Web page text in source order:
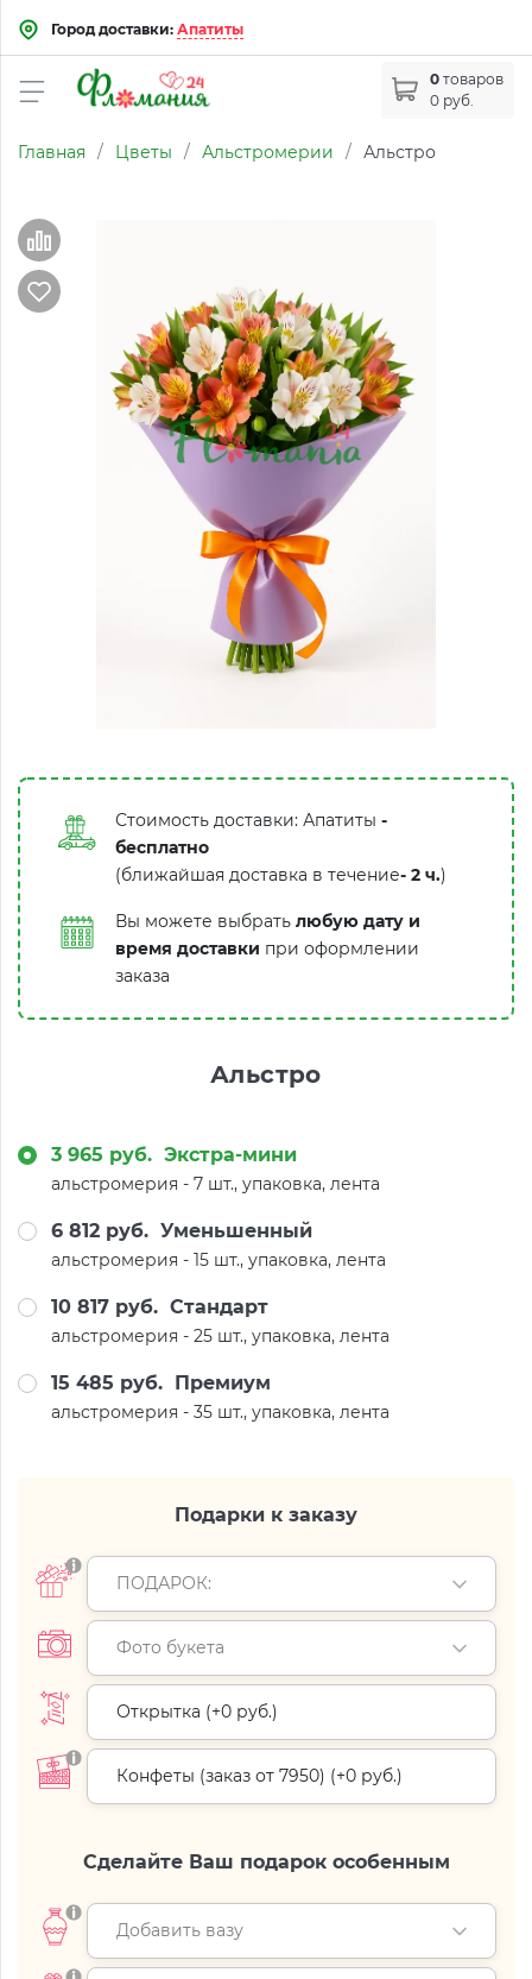
Город доставки: Апатиты
0 товаров
0 руб.
Главная / Цветы / Альстромерии / Альстро
Стоимость доставки: Апатиты -
бесплатно
(ближайшая доставка в течение- 2 ч.)
Вы можете выбрать любую дату и
время доставки при оформлении
заказа
Альстро
3 965 руб. Экстра-мини
альстромерия - 7 шт., упаковка, лента
6 812 руб. Уменьшенный
альстромерия - 15 шт., упаковка, лента
10 817 руб. Стандарт
альстромерия - 25 шт., упаковка, лента
15 485 руб. Премиум
альстромерия - 35 шт., упаковка, лента
Подарки к заказу
ПОДАРОК:
Фото букета
Открытка (+0 руб.)
Конфеты (заказ от 7950) (+0 руб.)
Сделайте Ваш подарок особенным
Добавить вазу